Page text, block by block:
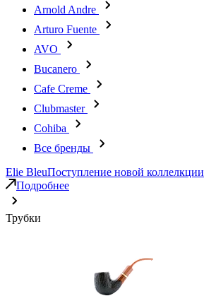
Arnold Andre
Arturo Fuente
AVO
Bucanero
Cafe Creme
Clubmaster
Cohiba
Все бренды
Elie BleuПоступление новой коллелкции
Подробнее
Трубки